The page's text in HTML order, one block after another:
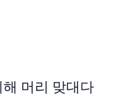
머리 맞대다